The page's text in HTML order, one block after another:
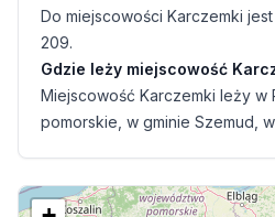
Do miejscowości Karczemki
209.
Gdzie leży miejscowość
Miejscowość Karczemki leży
pomorskie, w gminie Szemud,